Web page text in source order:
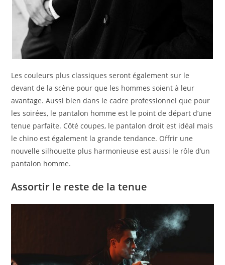
Les couleurs plus classiques seront également sur le
devant de la scène pour que les hommes soient à leur
avantage. Aussi bien dans le cadre professionnel que pour
les soirées, le pantalon homme est le point de départ d’une
tenue parfaite. Côté coupes, le pantalon droit est idéal mais
le chino est également la grande tendance. Offrir une
nouvelle silhouette plus harmonieuse est aussi le rôle d’un
pantalon homme.
Assortir le reste de la tenue